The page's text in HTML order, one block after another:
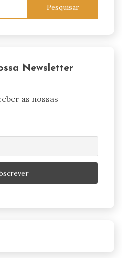
Newsletter
as nossas